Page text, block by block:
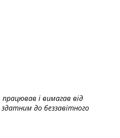
і вимагав від
до беззавітного